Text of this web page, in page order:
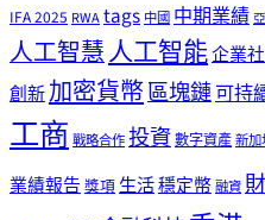
IFA 2025 RWAtags 中國 中期業績
人工智慧人工智能企業
創新加密貨幣區塊鏈可持
工商 戰略合作投資數字資產新加
業績報告 獎項生活穩定幣融資